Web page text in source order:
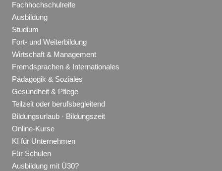
Fachhochschulreife
Ausbildung
Studium
Fort- und Weiterbildung
Wirtschaft & Management
Fremdsprachen & Internationales
Pädagogik & Soziales
Gesundheit & Pflege
Teilzeit oder berufsbegleitend
Bildungsurlaub · Bildungszeit
Online-Kurse
KI für Unternehmen
Für Schulen
Ausbildung mit Ü30?